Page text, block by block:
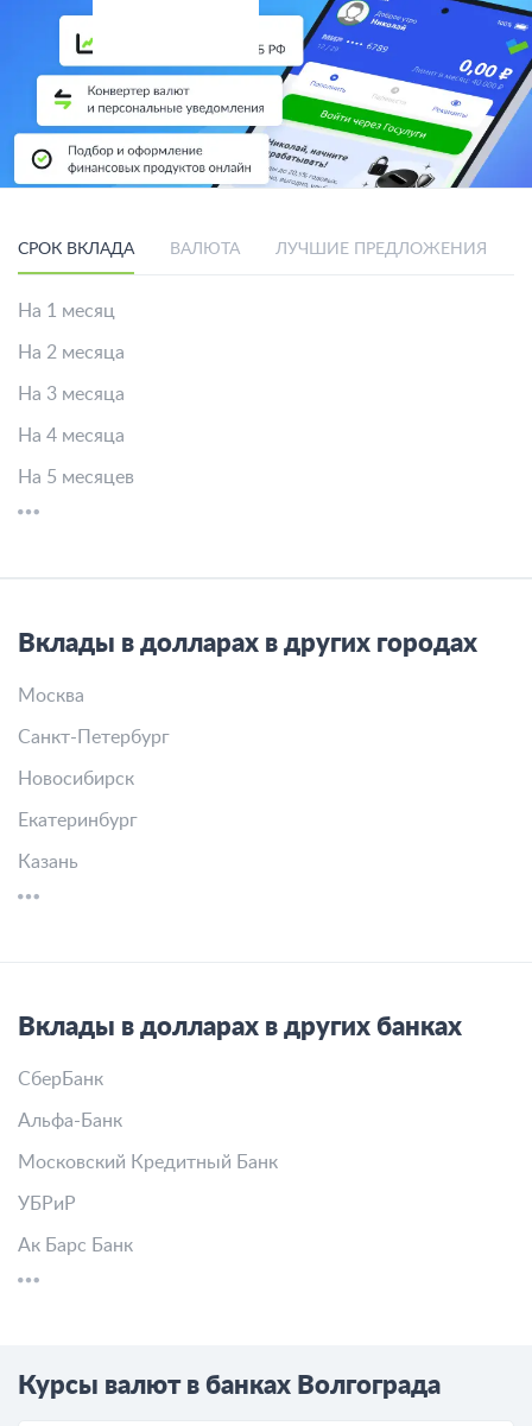
СРОК ВКЛАДА ВАЛЮТА ЛУЧШИЕ ПРЕДЛОЖЕНИЯ
На 1 месяц
На 2 месяца
На 3 месяца
На 4 месяца
На 5 месяцев
Вклады в долларах в других городах
Москва
Санкт-Петербург
Новосибирск
Екатеринбург
Казань
Вклады в долларах в других банках
СберБанк
Альфа-Банк
Московский Кредитный Банк
УБРиР
Ак Барс Банк
Курсы валют в банках Волгограда